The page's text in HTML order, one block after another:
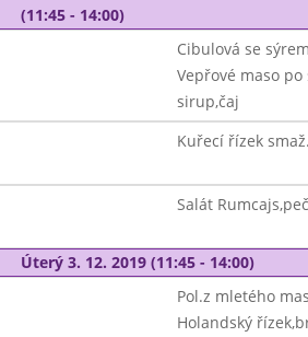
(11:45 - 14:00)
Cibulová se
Vepřové maso
sirup,čaj
Kuřecí řízek
Salát
Úterý 3. 12. 2019 (11:45 - 14:00)
Pol.z mletého
Holandský